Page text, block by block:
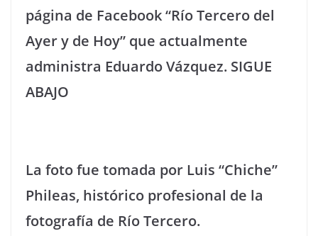
página de Facebook “Río Tercero del
Ayer y de Hoy” que actualmente
administra Eduardo Vázquez. SIGUE
ABAJO
La foto fue tomada por Luis “Chiche”
Phileas, histórico profesional de la
fotografía de Río Tercero.